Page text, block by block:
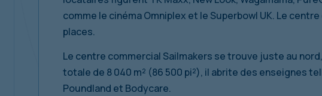
comme le cinéma Omniplex et le Superbowl UK. Le
places.
Le centre commercial Sailmakers se trouve juste au
totale de 8 040 m² (86 500 pi²), il abrite des enseignes
Poundland et Bodycare.